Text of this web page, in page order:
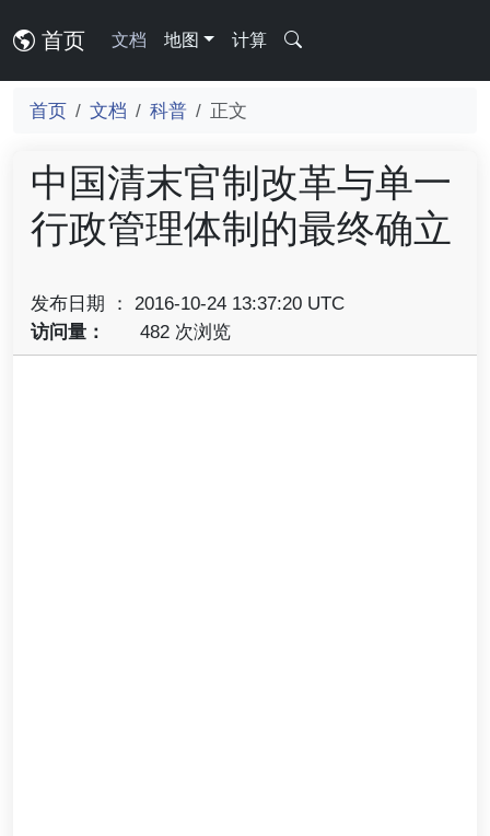
首页 文档 地图 计算
首页 文档 科普 正文
中国清末官制改革与单一
行政管理体制的最终确立
发布日期 ： 2016-10-24 13:37:20 UTC
访问量：
482 次浏览